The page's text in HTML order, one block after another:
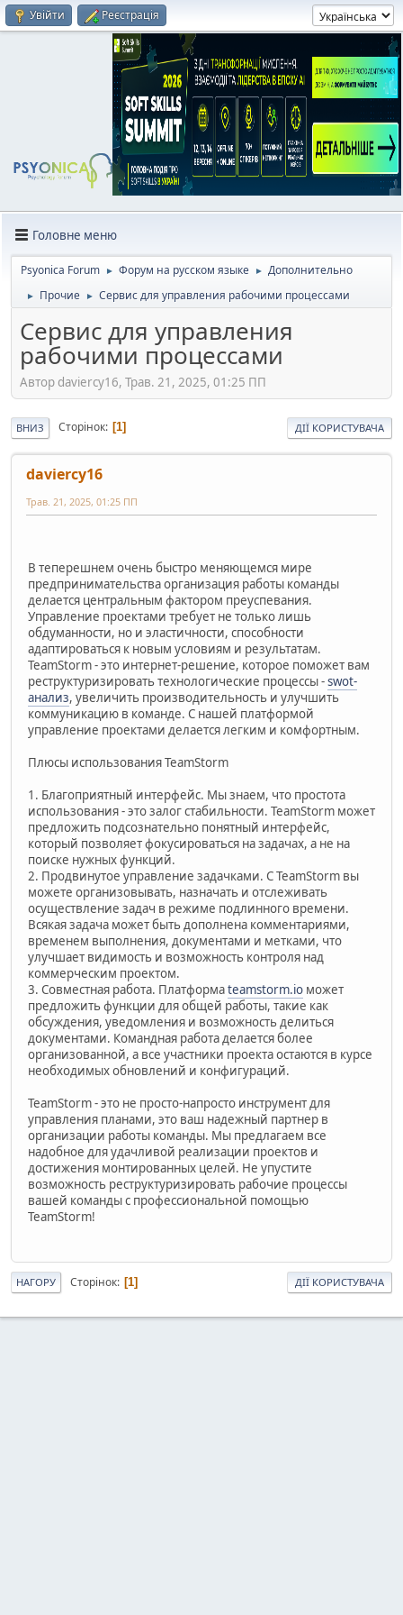
Увійти Реєстрація
Головне меню
Psyonica Forum ► Форум на русском языке ► Дополнительно
► Прочие ► Сервис для управления рабочими процессами
Сервис для управления
рабочими процессами
Автор daviercy16, Трав. 21, 2025, 01:25 ПП
ВНИЗ Сторінок 1 ДІЇ КОРИСТУВАЧА
daviercy16
Трав. 21, 2025, 01:25 ПП
В теперешнем очень быстро меняющемся мире
предпринимательства организация работы команды
делается центральным фактором преуспевания.
Управление проектами требует не только лишь
обдуманности, но и эластичности, способности
адаптироваться к новым условиям и результатам.
TeamStorm - это интернет-решение, которое поможет вам
реструктуризировать технологические процессы -swot-
анализ, увеличить производительность и улучшить
коммуникацию в команде. С нашей платформой
управление проектами делается легким и комфортным.
Плюсы использования TeamStorm
1. Благоприятный интерфейс. Мы знаем, что простота
использования - это залог стабильности. TeamStorm может
предложить подсознательно понятный интерфейс,
который позволяет фокусироваться на задачах, а не на
поиске нужных функций.
2. Продвинутое управление задачками. С TeamStorm вы
можете организовывать, назначать и отслеживать
осуществление задач в режиме подлинного времени.
Всякая задача может быть дополнена комментариями,
временем выполнения, документами и метками, что
улучшает видимость и возможность контроля над
коммерческим проектом.
3. Совместная работа. Платформаteamstorm.io может
предложить функции для общей работы, такие как
обсуждения, уведомления и возможность делиться
документами. Командная работа делается более
организованной, а все участники проекта остаются в курсе
необходимых обновлений и конфигураций.
TeamStorm - это не просто-напросто инструмент для
управления планами, это ваш надежный партнер в
организации работы команды. Мы предлагаем все
надобное для удачливой реализации проектов и
достижения монтированных целей. Не упустите
возможность реструктуризировать рабочие процессы
вашей команды с профессиональной помощью
TeamStorm!
НАГОРУ Сторінок 1 ДІЇ КОРИСТУВАЧА